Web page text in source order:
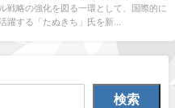
ル戦略の強化を図る一環として、国際的に
躍する「たぬきち」氏を新...
検索